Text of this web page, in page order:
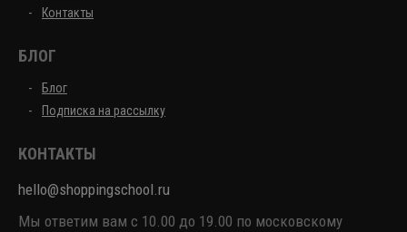
Контакты
БЛОГ
Блог
Подписка на рассылку
КОНТАКТЫ
hello@shoppingschool.ru
Мы ответим вам с 10.00 до 19.00 по московскому